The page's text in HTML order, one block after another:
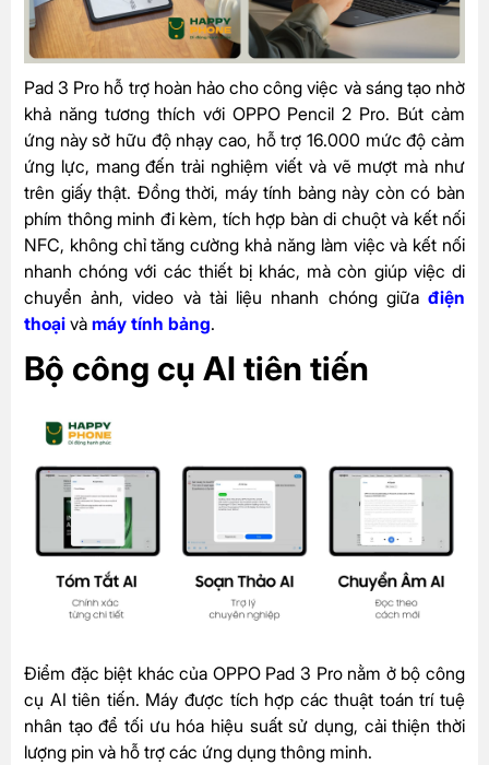
Pad 3 Pro hỗ trợ hoàn hảo cho công việc và sáng tạo nhờ
khả năng tương thích với OPPO Pencil 2 Pro. Bút cảm
ứng này sở hữu độ nhạy cao, hỗ trợ 16.000 mức độ cảm
ứng lực, mang đến trải nghiệm viết và vẽ mượt mà như
trên giấy thật. Đồng thời, máy tính bảng này còn có bàn
phím thông minh đi kèm, tích hợp bàn di chuột và kết nối
NFC, không chỉ tăng cường khả năng làm việc và kết nối
nhanh chóng với các thiết bị khác, mà còn giúp việc di
chuyển ảnh, video và tài liệu nhanh chóng giữa điện
thoại và máy tính bảng.
Bộ công cụ AI tiên tiến
Điểm đặc biệt khác của OPPO Pad 3 Pro nằm ở bộ công
cụ AI tiên tiến. Máy được tích hợp các thuật toán trí tuệ
nhân tạo để tối ưu hóa hiệu suất sử dụng, cải thiện thời
lượng pin và hỗ trợ các ứng dụng thông minh.